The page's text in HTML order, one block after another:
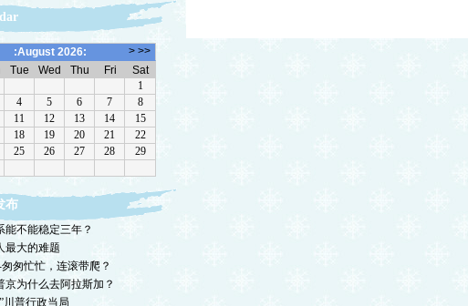
布
能不能稳定三年？
最大的难题
匆匆忙忙，连滚带爬？
京为什么去阿拉斯加？
川普行政当局